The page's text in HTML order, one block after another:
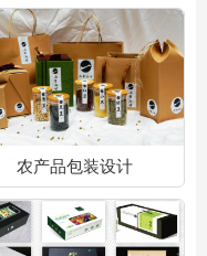
农产品包装设计